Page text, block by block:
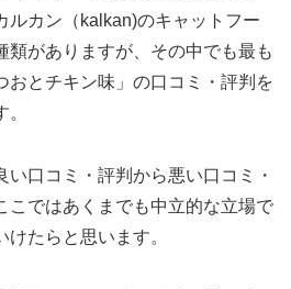
ルカン（kalkan)のキャットフー
類がありますが、その中でも最も
とチキン味」の口コミ・評判を
口コミ・評判から悪い口コミ・
こではあくまでも中立的な立場で
たらと思います。